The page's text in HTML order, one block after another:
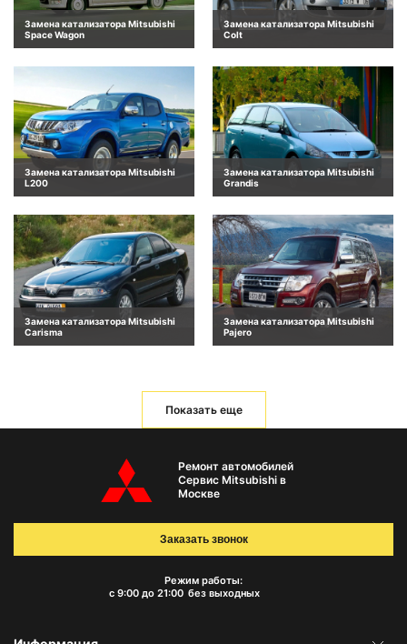
Замена катализатора Mitsubishi
Space Wagon
Замена катализатора Mitsubishi
Colt
Замена катализатора Mitsubishi
L200
Замена катализатора Mitsubishi
Grandis
Замена катализатора Mitsubishi
Carisma
Замена катализатора Mitsubishi
Pajero
Показать еще
Ремонт автомобилей
Сервис Mitsubishi в
Москве
Режим работы:
с 9:00 до 21:00 без выходных
Заказать звонок